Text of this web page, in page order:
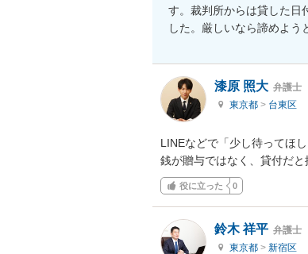
す。裁判所からは貸した日
した。厳しいなら諦めよう
漆原 照大 弁護士
東京都 > 台東区
LINEなどで「少し待ってほ
銭が贈与ではなく、貸付だ
役に立った 0
鈴木 祥平 弁護士
東京都 > 新宿区